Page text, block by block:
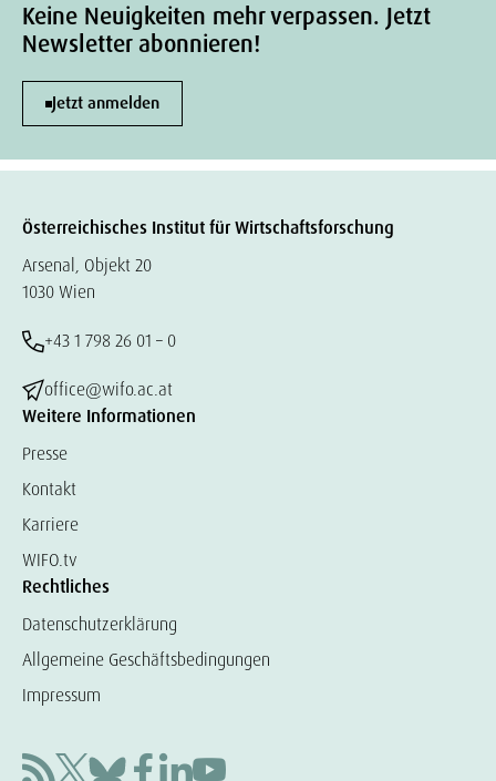
Keine Neuigkeiten mehr verpassen. Jetzt
Newsletter abonnieren!
Jetzt anmelden
Österreichisches Institut für Wirtschaftsforschung
Arsenal, Objekt 20
1030 Wien
+43 1 798 26 01 – 0
office@wifo.ac.at
Weitere Informationen
Presse
Kontakt
Karriere
WIFO.tv
Rechtliches
Datenschutzerklärung
Allgemeine Geschäftsbedingungen
Impressum